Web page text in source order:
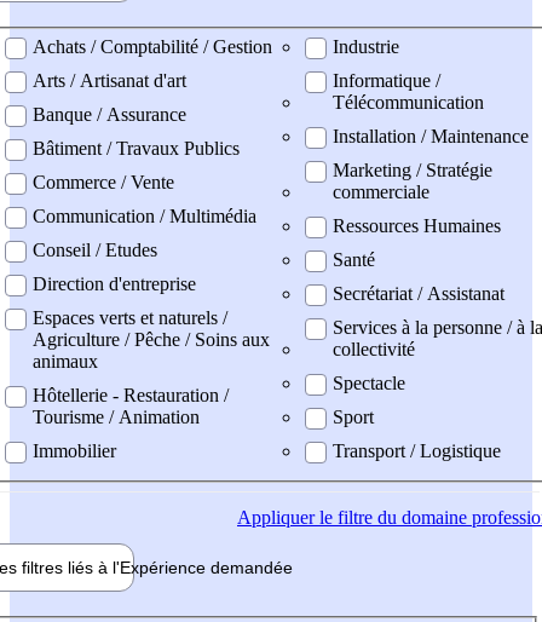
professionel
Achats / Comptabilité / Gestion
Arts / Artisanat d'art
Banque / Assurance
Bâtiment / Travaux Publics
Commerce / Vente
Communication / Multimédia
Conseil / Etudes
Direction d'entreprise
Espaces verts et naturels /
Agriculture / Pêche / Soins aux
animaux
Hôtellerie - Restauration /
Tourisme / Animation
Immobilier
Industrie
Informatique /
Télécommunication
Installation / Maintenance
Marketing / Stratégie
commerciale
Ressources Humaines
Santé
Secrétariat / Assistanat
Services à la personne / à la
collectivité
Spectacle
Sport
Transport / Logistique
Appliquerle filtre du domaine
filtres liés à l'Expérience demandée